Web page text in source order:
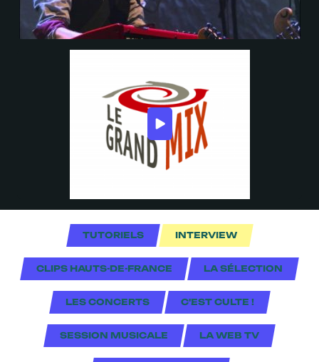
TUTORIELS INTERVIEW
CLIPS HAUTS-DE-FRANCE LA SÉLECTION
LES CONCERTS C'EST CULTE !
SESSION MUSICALE LA WEB TV